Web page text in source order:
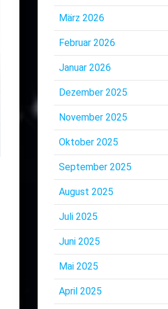
März 2026
Februar 2026
Januar 2026
Dezember 2025
November 2025
Oktober 2025
September 2025
August 2025
Juli 2025
Juni 2025
Mai 2025
April 2025